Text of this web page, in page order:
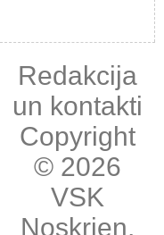
Redakcija
un kontakti
Copyright
© 2026
VSK
Noskrien,